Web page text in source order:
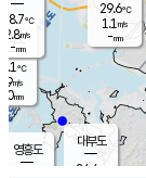
의도
℃
m/s
mm
영흥도
대부도
24.4
28.7℃
2.8m/s
-mm
29.6℃
1.1 m/s
-mm